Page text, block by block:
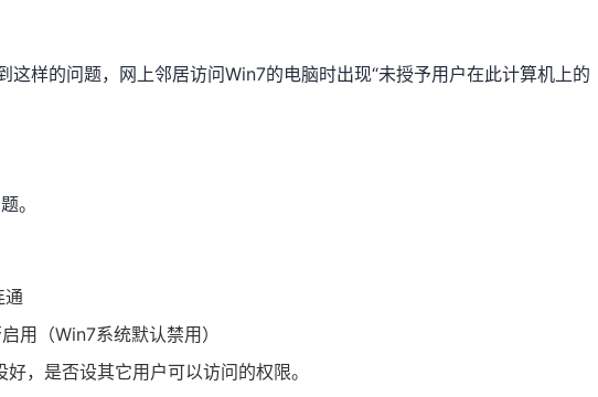
这样的问题，网上邻居访问Win7的电脑时出现“未授予用户在此计算机上的
。
通
用（Win7系统默认禁用）
，是否设其它用户可以访问的权限。